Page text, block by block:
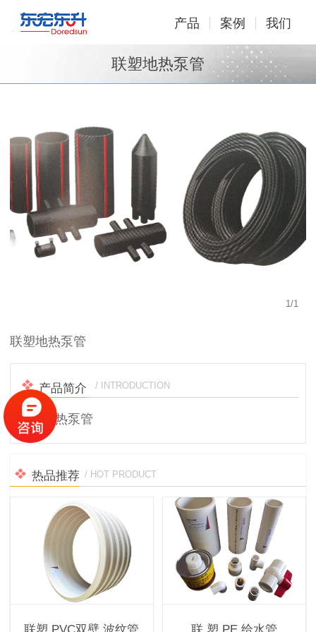
产品 案例 我们
联塑地热泵管
1/1
联塑地热泵管
产品简介 / INTRODUCTION
联塑地热泵管
热品推荐 / HOT PRODUCT